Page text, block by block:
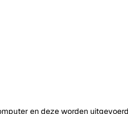
en deze worden